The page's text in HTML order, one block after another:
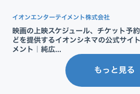
イオンエンターテイメント株式会社
映画の上映スケジュール、チケット予
どを提供するイオンシネマの公式サイ
メント｜純広...
もっと見る